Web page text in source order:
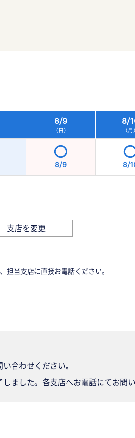
8/9
（日）
8/
（月）
8/9 8/
支店を変更
担当支店に直接お電話ください。
合わせください。
ました。各支店へお電話にてお問い